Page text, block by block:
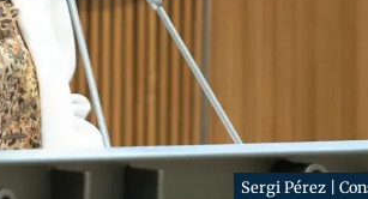
Sergi Pérez |